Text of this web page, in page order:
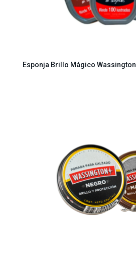
Esponja Brillo Mágico Wassington